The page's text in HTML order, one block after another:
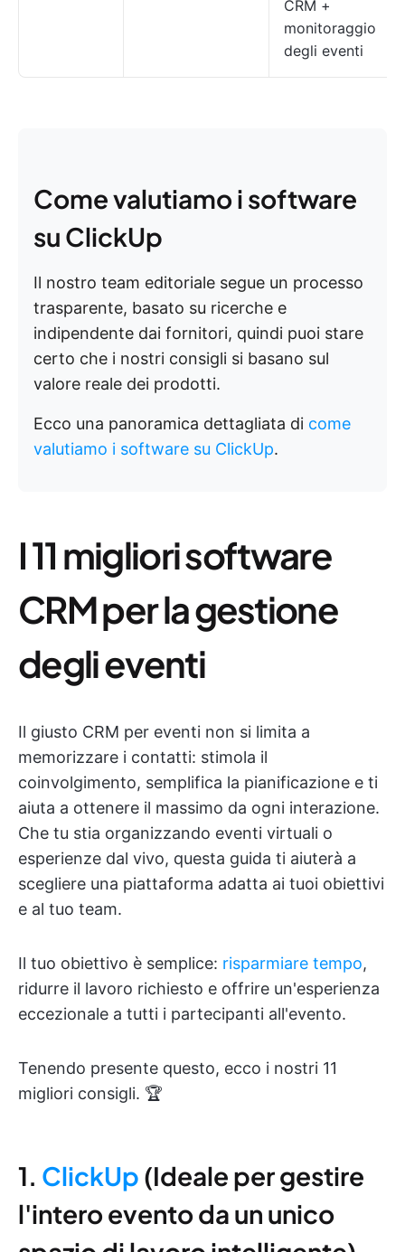
CRM +
monitoraggio
degli eventi
Come valutiamo i software
su ClickUp
Il nostro team editoriale segue un processo
trasparente, basato su ricerche e
indipendente dai fornitori, quindi puoi stare
certo che i nostri consigli si basano sul
valore reale dei prodotti.
Ecco una panoramica dettagliata di come
valutiamo i software su ClickUp.
I 11 migliori software
CRM per la gestione
degli eventi
Il giusto CRM per eventi non si limita a
memorizzare i contatti: stimola il
coinvolgimento, semplifica la pianificazione e ti
aiuta a ottenere il massimo da ogni interazione.
Che tu stia organizzando eventi virtuali o
esperienze dal vivo, questa guida ti aiuterà a
scegliere una piattaforma adatta ai tuoi obiettivi
e al tuo team.
Il tuo obiettivo è semplice: risparmiare tempo,
ridurre il lavoro richiesto e offrire un'esperienza
eccezionale a tutti i partecipanti all'evento.
Tenendo presente questo, ecco i nostri 11
migliori consigli. 🏆
1. ClickUp (Ideale per gestire
l'intero evento da un unico